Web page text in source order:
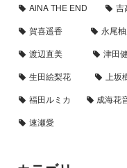
AiNA THE END
吉
賀喜遥香
永尾
渡辺直美
津田
生田絵梨花
上坂
福田ルミカ
成海花
速瀬愛